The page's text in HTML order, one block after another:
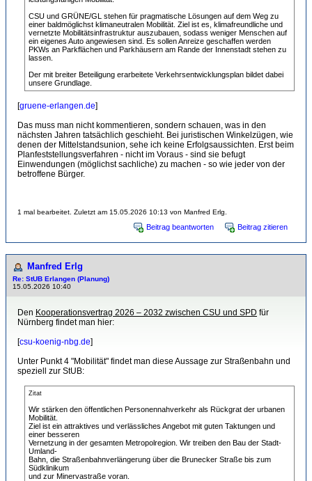
CSU und GRÜNE/GL stehen für pragmatische Lösungen auf dem Weg zu
einer baldmöglichst klimaneutralen Mobilität. Ziel ist es, klimafreundliche und
vernetzte Mobilitätsinfrastruktur auszubauen, sodass weniger Menschen auf
ein eigenes Auto angewiesen sind. Es sollen Anreize geschaffen werden
PKWs an Parkflächen und Parkhäusern am Rande der Innenstadt stehen zu
lassen.
Der mit breiter Beteiligung erarbeitete Verkehrsentwicklungsplan bildet dabei
unsere Grundlage.
[gruene-erlangen.de]
Das muss man nicht kommentieren, sondern schauen, was in den
nächsten Jahren tatsächlich geschieht. Bei juristischen Winkelzügen, wie
denen der Mittelstandsunion, sehe ich keine Erfolgsaussichten. Erst beim
Planfeststellungsverfahren - nicht im Voraus - sind sie befugt
Einwendungen (möglichst sachliche) zu machen - so wie jeder von der
betroffene Bürger.
1 mal bearbeitet. Zuletzt am 15.05.2026 10:13 von Manfred Erlg.
Beitrag beantworten Beitrag zitieren
Manfred Erlg
Re: StUB Erlangen (Planung)
15.05.2026 10:40
Den Kooperationsvertrag 2026 – 2032 zwischen CSU und SPD für
Nürnberg findet man hier:
[csu-koenig-nbg.de]
Unter Punkt 4 "Mobilität" findet man diese Aussage zur Straßenbahn und
speziell zur StUB:
Zitat
Wir stärken den öffentlichen Personennahverkehr als Rückgrat der urbanen
Mobilität.
Ziel ist ein attraktives und verlässliches Angebot mit guten Taktungen und
einer besseren
Vernetzung in der gesamten Metropolregion. Wir treiben den Bau der Stadt-
Umland-
Bahn, die Straßenbahnverlängerung über die Brunecker Straße bis zum
Südklinikum
und zur Minervastraße voran.